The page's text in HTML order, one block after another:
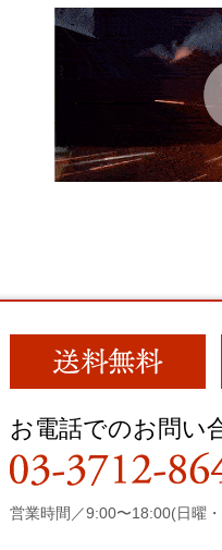
お電話でのお問い
営業時間／9:00〜18:00(日曜